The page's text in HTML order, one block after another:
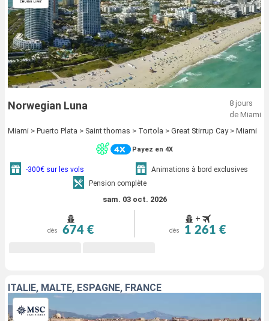
Norwegian Luna
8 jours
de Miami
Miami > Puerto Plata > Saint thomas > Tortola > Great Stirrup Cay > Miami
Payez en 4X
-300€ sur les vols
Animations à bord exclusives
Pension complète
sam. 03 oct. 2026
dès 674 €
+
dès 1 261 €
ITALIE, MALTE, ESPAGNE, FRANCE